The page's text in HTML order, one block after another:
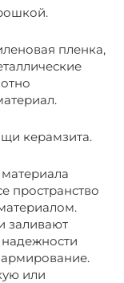
пленка,
керамзита.
пространство
заливают
или